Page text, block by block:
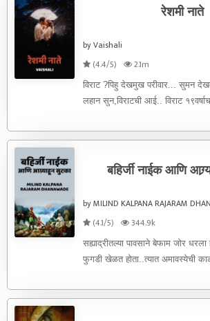
रेशमी नाते
by Vaishali
(4.4/5)
2.1m
विराट ?पिहु दे‌खमुख परीवार... सुमन
लहान सुन‌,विराटची आई.. विराट
बहिर्जी नाईक आणि
by MILIND KALPANA RAJARAM
(4.1/5)
344.9k
सह्याद्रीतल्या पावसाने बेफाम जोर
फुगडी खेळत होता..त्यात अमावस्येची